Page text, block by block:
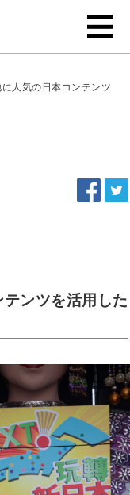
人気の日本コンテンツ
ンツを活用した